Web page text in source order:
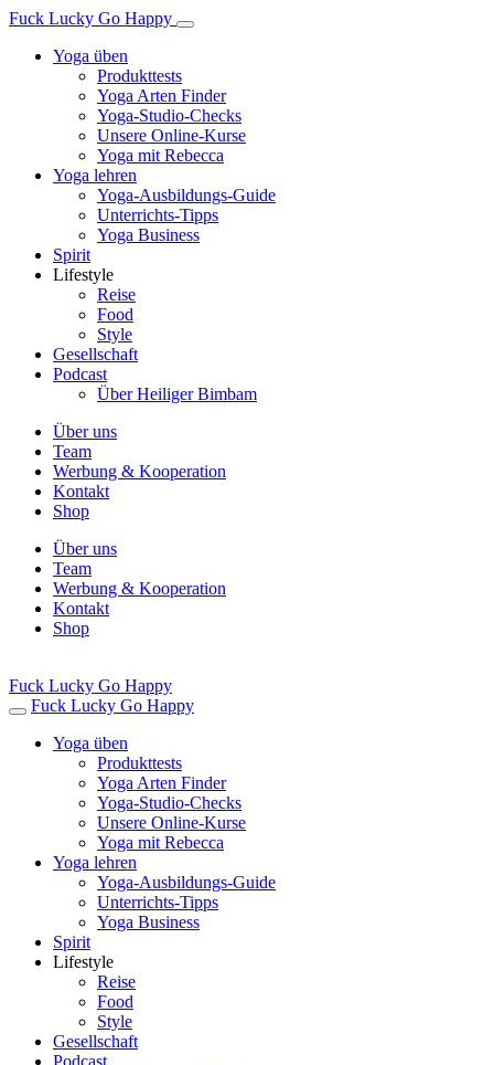
Fuck Lucky Go Happy
Yoga üben
Produkttests
Yoga Arten Finder
Yoga-Studio-Checks
Unsere Online-Kurse
Yoga mit Rebecca
Yoga lehren
Yoga-Ausbildungs-Guide
Unterrichts-Tipps
Yoga Business
Spirit
Lifestyle
Reise
Food
Style
Gesellschaft
Podcast
Über Heiliger Bimbam
Über uns
Team
Werbung & Kooperation
Kontakt
Shop
Über uns
Team
Werbung & Kooperation
Kontakt
Shop
Fuck Lucky Go Happy
Fuck Lucky Go Happy
Yoga üben
Produkttests
Yoga Arten Finder
Yoga-Studio-Checks
Unsere Online-Kurse
Yoga mit Rebecca
Yoga lehren
Yoga-Ausbildungs-Guide
Unterrichts-Tipps
Yoga Business
Spirit
Lifestyle
Reise
Food
Style
Gesellschaft
Podcast